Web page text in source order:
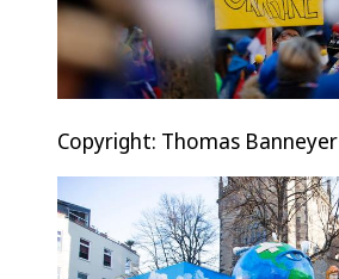
Copyright: Thomas Banneyer